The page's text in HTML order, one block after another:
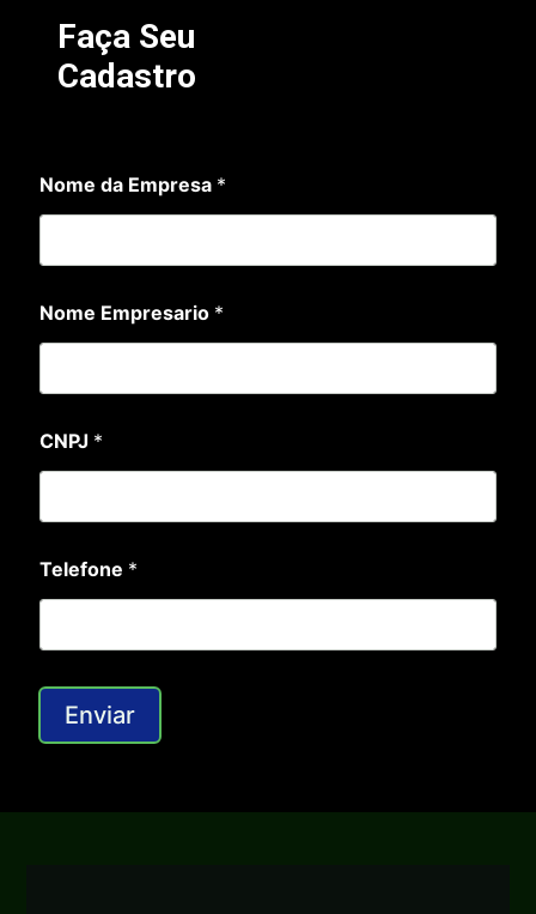
Faça Seu
Cadastro
Nome da Empresa *
Nome Empresario *
N
o
e
m
p
r
s
CNPJ *
Telefone *
Enviar